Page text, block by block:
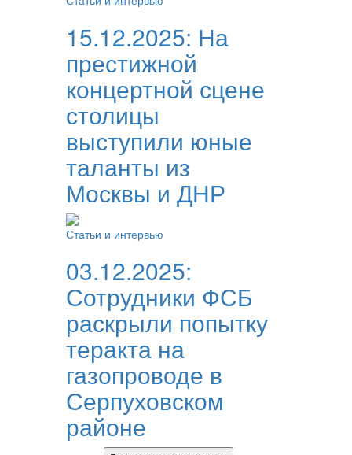
15.12.2025: На
престижной
концертной сцене
столицы
выступили юные
таланты из
Москвы и ДНР
Статьи и интервью
03.12.2025:
Сотрудники ФСБ
раскрыли попытку
теракта на
газопроводе в
Серпуховском
районе